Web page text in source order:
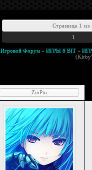
Страница 1 из
1
Игровой Форум » ИГРЫ 8 BIT »
ZinPin